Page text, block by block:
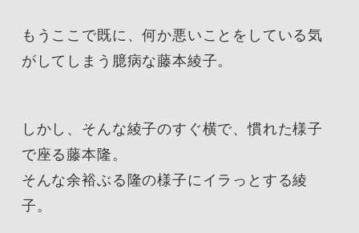
もうここで既に、何か悪いことをしている気
がしてしまう臆病な藤本綾子。
しかし、そんな綾子のすぐ横で、慣れた様子
で座る藤本隆。
そんな余裕ぶる隆の様子にイラっとする綾
子。